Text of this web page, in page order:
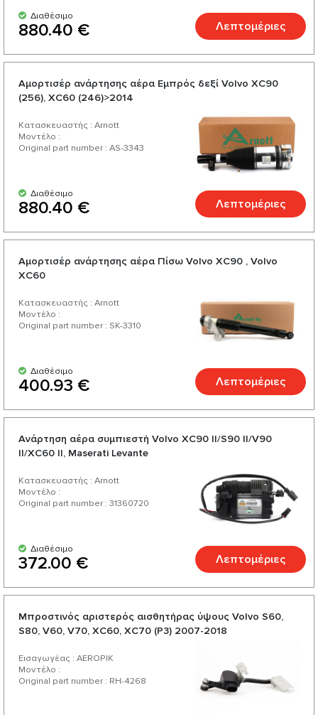
Διαθέσιμο
880.40 € Λεπτομέριες
Αμορτισέρ ανάρτησης αέρα Εμπρός δεξί Volvo XC90
(256), XC60 (246)>2014
Κατασκευαστής : Arnott
Μοντέλο :
Original part number : AS-3343
Διαθέσιμο
880.40 € Λεπτομέριες
Αμορτισέρ ανάρτησης αέρα Πίσω Volvo XC90 , Volvo
XC60
Κατασκευαστής : Arnott
Μοντέλο :
Original part number : SK-3310
Διαθέσιμο
400.93 € Λεπτομέριες
Ανάρτηση αέρα συμπιεστή Volvo XC90 II/S90 II/V90
II/XC60 II, Maserati Levante
Κατασκευαστής : Arnott
Μοντέλο :
Original part number : 31360720
Διαθέσιμο
372.00 € Λεπτομέριες
Μπροστινός αριστερός αισθητήρας ύψους Volvo S60,
S80, V60, V70, XC60, XC70 (P3) 2007-2018
Εισαγωγέας : AEROPIK
Μοντέλο :
Original part number : RH-4268